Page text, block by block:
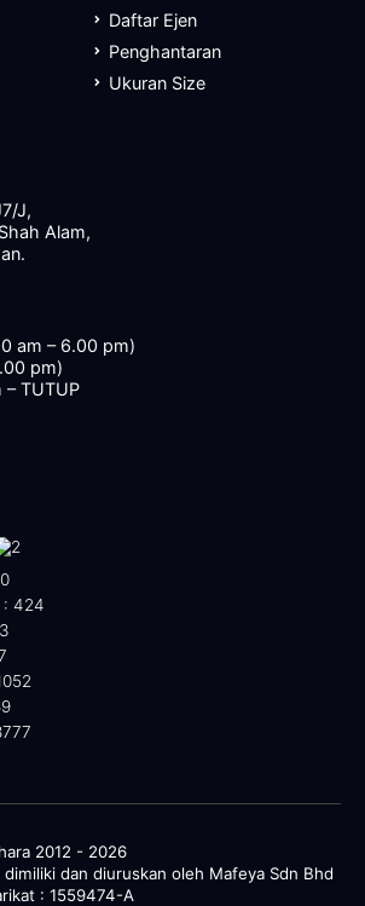
Daftar Ejen
Penghantaran
Ukuran Size
J,
Alam,
am – 6.00 pm)
pm)
– TUTUP
: 424
2012 - 2026
dimiliki dan diuruskan oleh Mafeya Sdn Bhd
: 1559474-A